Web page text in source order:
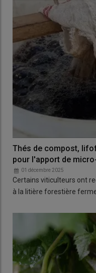
Thés de compost,
pour l'apport de
01 décembre 2025
Certains viticulteurs ont
à la litière forestière